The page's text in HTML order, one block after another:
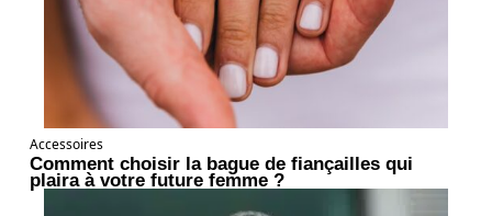
Accessoires
Comment choisir la bague de fiançailles qui
plaira à votre future femme ?